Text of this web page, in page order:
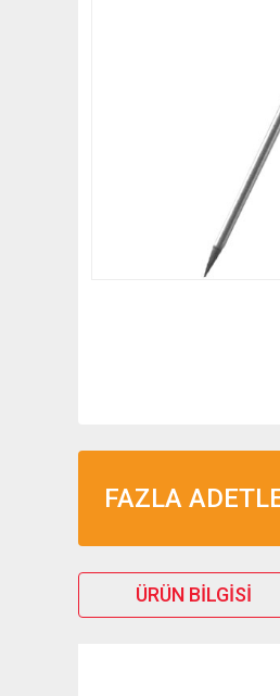
FAZLA
ÜRÜN BILGISI